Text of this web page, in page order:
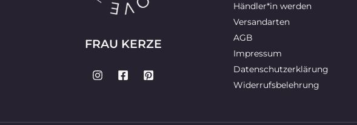
FRAU KERZE
Händler*in werden
Versandarten
AGB
Impressum
Datenschutzerklärung
Widerrufsbelehrung